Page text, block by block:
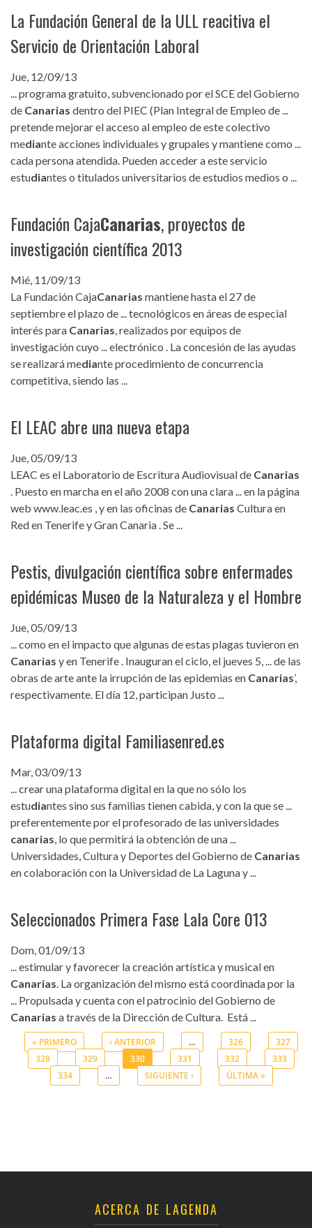
La Fundación General de la ULL reacitiva el
Servicio de Orientación Laboral
Jue, 12/09/13
... programa gratuito, subvencionado por el SCE del Gobierno
de Canarias dentro del PIEC (Plan Integral de Empleo de ...
pretende mejorar el acceso al empleo de este colectivo
mediante acciones individuales y grupales y mantiene como ...
cada persona atendida. Pueden acceder a este servicio
estudiantes o titulados universitarios de estudios medios o ...
Fundación CajaCanarias, proyectos de
investigación científica 2013
Mié, 11/09/13
La Fundación CajaCanarias mantiene hasta el 27 de
septiembre el plazo de ... tecnológicos en áreas de especial
interés para Canarias , realizados por equipos de
investigación cuyo ... electrónico . La concesión de las ayudas
se realizará mediante procedimiento de concurrencia
competitiva, siendo las ...
El LEAC abre una nueva etapa
Jue, 05/09/13
LEAC es el Laboratorio de Escritura Audiovisual de Canarias
. Puesto en marcha en el año 2008 con una clara ... en la página
web www.leac.es , y en las oficinas de Canarias Cultura en
Red en Tenerife y Gran Canaria . Se ...
Pestis, divulgación científica sobre enfermades
epidémicas Museo de la Naturaleza y el Hombre
Jue, 05/09/13
... como en el impacto que algunas de estas plagas tuvieron en
Canarias y en Tenerife . Inauguran el ciclo, el jueves 5, ... de las
obras de arte ante la irrupción de las epidemias en Canarias’,
respectivamente. El día 12, participan Justo ...
Plataforma digital Familiasenred.es
Mar, 03/09/13
... crear una plataforma digital en la que no sólo los
estudiantes sino sus familias tienen cabida, y con la que se ...
preferentemente por el profesorado de las universidades
canarias , lo que permitirá la obtención de una ...
Universidades, Cultura y Deportes del Gobierno de Canarias
en colaboración con la Universidad de La Laguna y ...
Seleccionados Primera Fase Lala Core 013
Dom, 01/09/13
... estimular y favorecer la creación artística y musical en
Canarias . La organización del mismo está coordinada por la
... Propulsada y cuenta con el patrocinio del Gobierno de
Canarias a través de la Dirección de Cultura. Está ...
Páginas
« PRIMERO ‹ ANTERIOR … 326
327
328
329 330 331 332
333
334
… SIGUIENTE › ÚLTIMA »
ACERCA DE LAGENDA